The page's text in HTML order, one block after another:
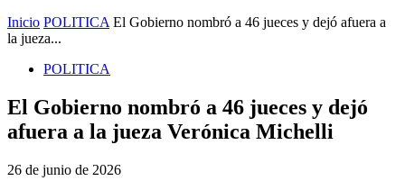
Inicio POLITICA El Gobierno nombró a 46 jueces y dejó afuera a
la jueza...
POLITICA
El Gobierno nombró a 46 jueces y dejó
afuera a la jueza Verónica Michelli
26 de junio de 2026